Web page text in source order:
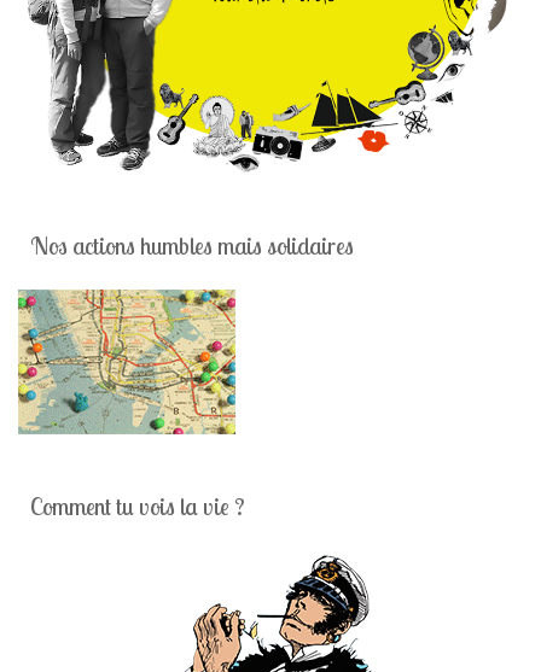
Nos actions humbles mais solidaires
Comment tu vois la vie ?